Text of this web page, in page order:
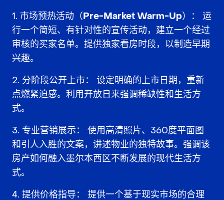
市场预热活动（Pre-Market Warm-Up）：
运
行一个简短、有针对性的宣传活动，建立一个经过
审核的买家名单。提供独家看房时段，以制造早期
兴趣。
分阶段公开上市：
设定明确的上市日期，重新
点燃紧迫感。利用开放日来强调稀缺性和生活方
式。
专业营销展示：
使用高清照片、360度平面图
和引人入胜的文案，讲述物业的独特故事。强调该
房产如何融入墨尔本西区不断发展的现代生活方
式。
提供价格指导：
提供一个基于现实市场的合理